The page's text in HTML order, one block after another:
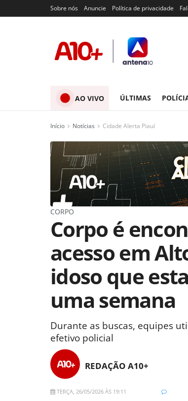
Sobre nós Anuncie Política de privacidade
AO VIVO ÚLTIMAS
Início Notícias Cidade Alerta Piauí
CORPO
Corpo é
acesso em
idoso que
uma semana
Durante as buscas, equipes
efetivo policial
REDAÇÃO A10+
TERÇA, 26/05/2026 ÀS 19:11